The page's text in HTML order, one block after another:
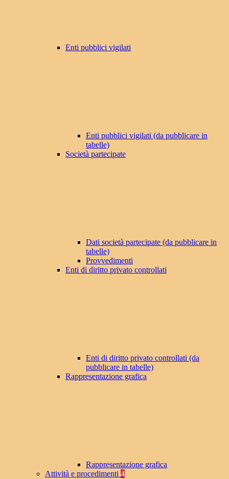
Enti pubblici vigilati
Enti pubblici vigilati (da pubblicare in
tabelle)
Società partecipate
Dati società partecipate (da pubblicare in
tabelle)
Provvedimenti
Enti di diritto privato controllati
Enti di diritto privato controllati (da
pubblicare in tabelle)
Rappresentazione grafica
Rappresentazione grafica
Attività e procedimenti 4